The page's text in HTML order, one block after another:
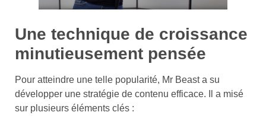
Une technique de croissance
minutieusement pensée
Pour atteindre une telle popularité, Mr Beast a su
développer une stratégie de contenu efficace. Il a misé
sur plusieurs éléments clés :